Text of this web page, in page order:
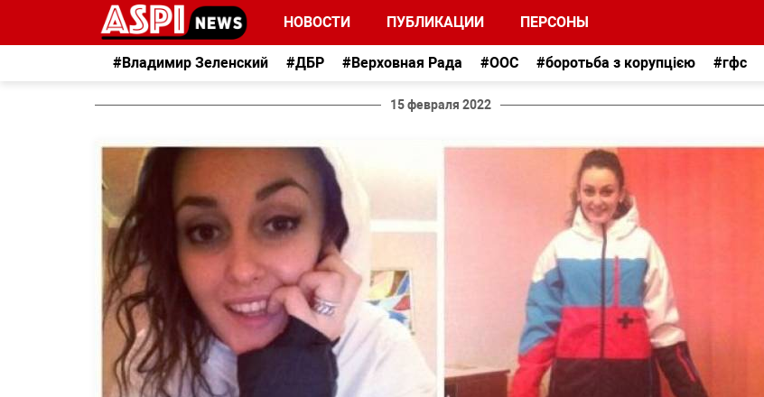
НОВОСТИ ПУБЛИКАЦИИ ПЕРСОНЫ
#Владимир Зеленский #ДБР #Верховная Рада #ООС #боротьба з корупцією #гфс
15 февраля 2022